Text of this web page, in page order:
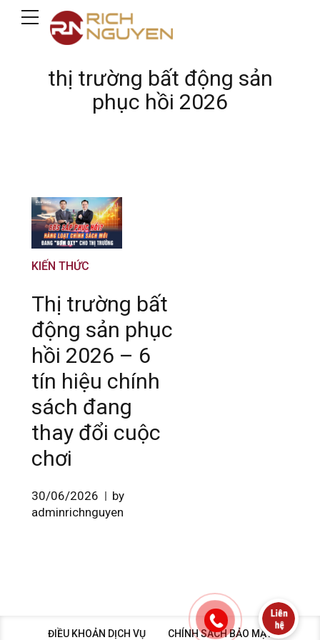
thị trường bất động sản
phục hồi 2026
KIẾN THỨC
Thị trường bất
động sản phục
hồi 2026 – 6
tín hiệu chính
sách đang
thay đổi cuộc
chơi
30/06/2026
by
adminrichnguyen
ĐIỀU KHOẢN DỊCH VỤ CHÍNH SÁCH BẢO MẬT